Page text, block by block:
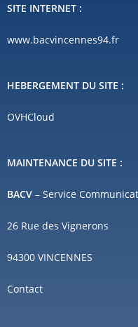
SITE INTERNET :
www.bacvincennes94.fr
HEBERGEMENT DU SITE :
OVHCloud
MAINTENANCE DU SITE :
BACV – Service
26 Rue des Vignerons
94300 VINCENNES
Contact